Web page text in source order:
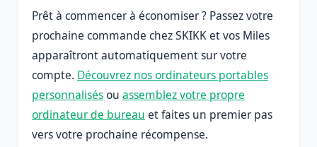
Prêt à commencer à économiser ? Passez votre
prochaine commande chez SKIKK et vos Miles
apparaîtront automatiquement sur votre
compte. Découvrez nos ordinateurs portables
personnalisésou assemblez votre propre
ordinateur de bureau et faites un premier pas
vers votre prochaine récompense.